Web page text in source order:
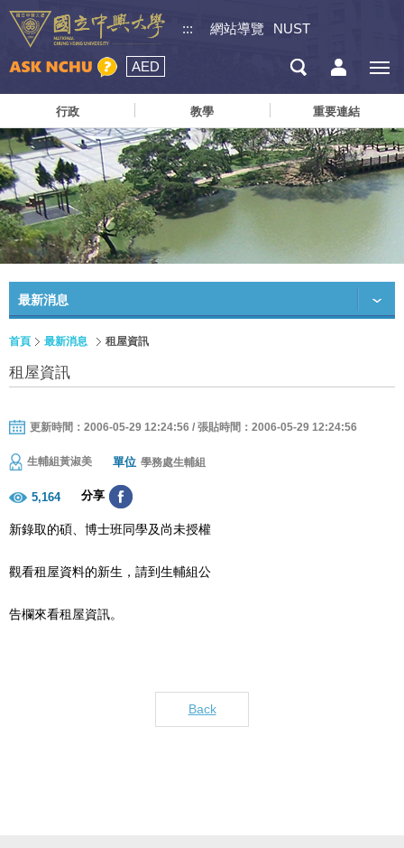
::: 網站導覽 NUST
AED
行政 教學 重要連結
最新消息
首頁 最新消息 租屋資訊
租屋資訊
更新時間：2006-05-29 12:24:56 / 張貼時間：2006-05-29 12:24:56
生輔組黃淑美 單位 學務處生輔組
5,164 分享
新錄取的碩、博士班同學及尚未授權
觀看租屋資料的新生，請到生輔組公
告欄來看租屋資訊。
Back